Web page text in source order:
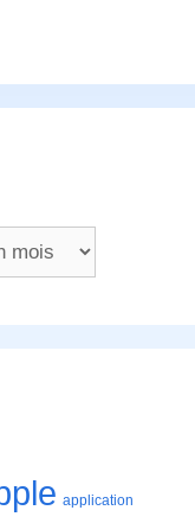
application